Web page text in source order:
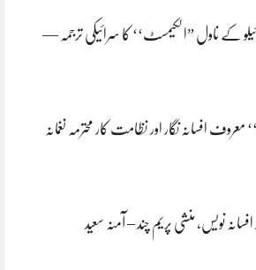
کے ناول ”الکیمسٹ‘‘ کا سرائیکی ترجمہ —
افسانہ نگار اور نظامت کار محترمہ نغمانہ
نویس، منشی پریم چند – آمنہ سعید